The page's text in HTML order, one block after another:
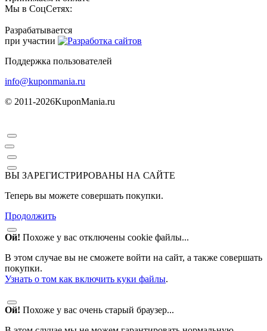
Мы в СоцСетях:
Разрабатывается
при участии
Поддержка пользователей
info@kuponmania.ru
© 2011-2026KuponMania.ru
ВЫ ЗАРЕГИСТРИРОВАНЫ НА САЙТЕ
Теперь вы можете совершать покупки.
Продолжить
Ой! Похоже у вас отключены cookie файлы...
В этом случае вы не сможете войти на сайт, а также совершать
покупки.
Узнать о том как включить куки файлы.
Ой! Похоже у вас очень старый браузер...